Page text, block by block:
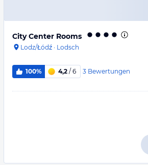
City Center Rooms
Lodz/Łódź · Lodsch
100% 4,2 / 6 3 Bewertungen